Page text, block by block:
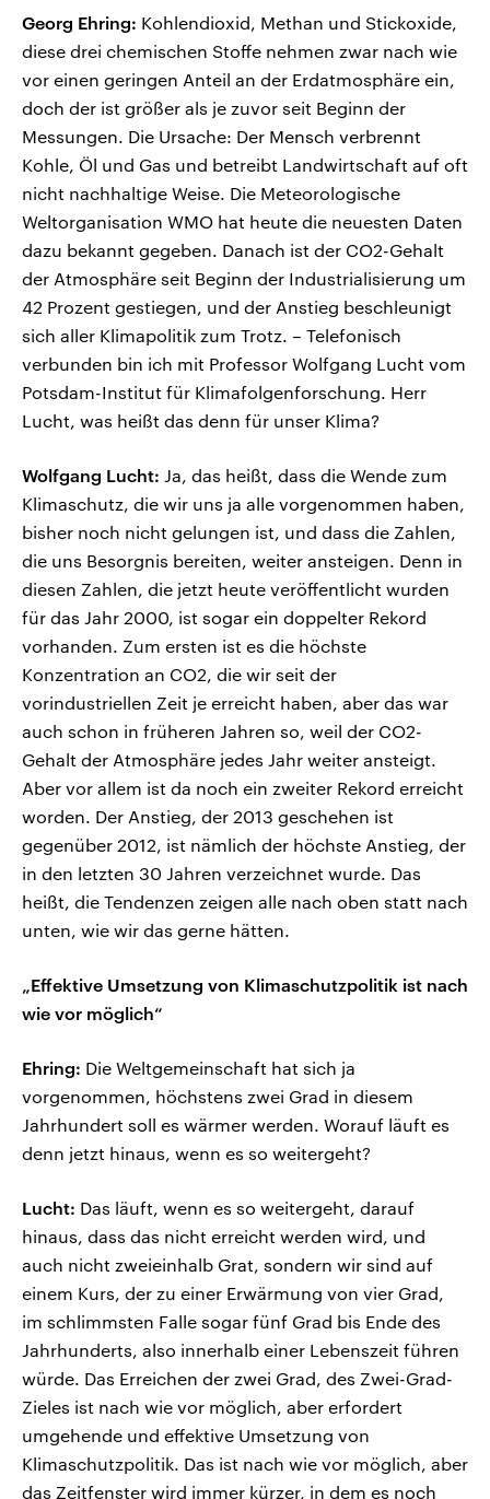
Georg Ehring: Kohlendioxid, Methan und Stickoxide,
diese drei chemischen Stoffe nehmen zwar nach wie
vor einen geringen Anteil an der Erdatmosphäre ein,
doch der ist größer als je zuvor seit Beginn der
Messungen. Die Ursache: Der Mensch verbrennt
Kohle, Öl und Gas und betreibt Landwirtschaft auf oft
nicht nachhaltige Weise. Die Meteorologische
Weltorganisation WMO hat heute die neuesten Daten
dazu bekannt gegeben. Danach ist der CO2-Gehalt
der Atmosphäre seit Beginn der Industrialisierung um
42 Prozent gestiegen, und der Anstieg beschleunigt
sich aller Klimapolitik zum Trotz. – Telefonisch
verbunden bin ich mit Professor Wolfgang Lucht vom
Potsdam-Institut für Klimafolgenforschung. Herr
Lucht, was heißt das denn für unser Klima?
Wolfgang Lucht: Ja, das heißt, dass die Wende zum
Klimaschutz, die wir uns ja alle vorgenommen haben,
bisher noch nicht gelungen ist, und dass die Zahlen,
die uns Besorgnis bereiten, weiter ansteigen. Denn in
diesen Zahlen, die jetzt heute veröffentlicht wurden
für das Jahr 2000, ist sogar ein doppelter Rekord
vorhanden. Zum ersten ist es die höchste
Konzentration an CO2, die wir seit der
vorindustriellen Zeit je erreicht haben, aber das war
auch schon in früheren Jahren so, weil der CO2-
Gehalt der Atmosphäre jedes Jahr weiter ansteigt.
Aber vor allem ist da noch ein zweiter Rekord erreicht
worden. Der Anstieg, der 2013 geschehen ist
gegenüber 2012, ist nämlich der höchste Anstieg, der
in den letzten 30 Jahren verzeichnet wurde. Das
heißt, die Tendenzen zeigen alle nach oben statt nach
unten, wie wir das gerne hätten.
„Effektive Umsetzung von Klimaschutzpolitik ist nach
wie vor möglich“
Ehring: Die Weltgemeinschaft hat sich ja
vorgenommen, höchstens zwei Grad in diesem
Jahrhundert soll es wärmer werden. Worauf läuft es
denn jetzt hinaus, wenn es so weitergeht?
Lucht: Das läuft, wenn es so weitergeht, darauf
hinaus, dass das nicht erreicht werden wird, und
auch nicht zweieinhalb Grat, sondern wir sind auf
einem Kurs, der zu einer Erwärmung von vier Grad,
im schlimmsten Falle sogar fünf Grad bis Ende des
Jahrhunderts, also innerhalb einer Lebenszeit führen
würde. Das Erreichen der zwei Grad, des Zwei-Grad-
Zieles ist nach wie vor möglich, aber erfordert
umgehende und effektive Umsetzung von
Klimaschutzpolitik. Das ist nach wie vor möglich, aber
das Zeitfenster wird immer kürzer, in dem es noch